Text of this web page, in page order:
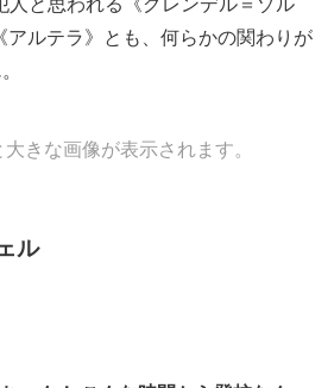
アルテラ》とも、何らかの関わりが
きな画像が表示されます。
ル